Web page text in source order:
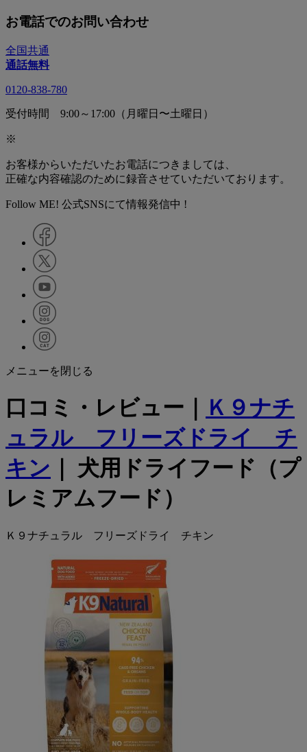
お電話でのお問い合わせ
全国共通
通話無料
0120-838-780
受付時間 9:00～17:00（月曜日〜土曜日）
※
お客様からいただいたお電話につきましては、
正確な内容確認のために録音させていただいております。
Follow ME! 公式SNSにて情報発信中 !
メニューを閉じる
口コミ・レビュー｜
Ｋ９ナチ
ュラル フリーズドライ チ
キン ｜ 犬用ドライフード（プ
レミアムフード）
Ｋ９ナチュラル フリーズドライ チキン